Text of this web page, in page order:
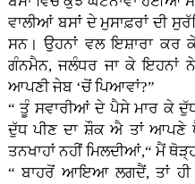
ਵਾਲੀਆਂ ਬਸਾਂ ਦੇ ਮੁਸਾਫ਼ਰਾਂ ਦੀ
ਸਨ। ਉਹਨਾਂ ਵਲ ਇਸ਼ਾਰਾ ਕਰ
ਗੰਨਮੈਨ, ਜਲੰਧਰ ਜਾ ਕੇ ਇਹਨਾਂ
ਆਪਣੀ ਜੇਬ ‘ਚੋਂ ਪਿਆਵਾਂ?”
“ ਤੂੰ ਸਵਾਰੀਆਂ ਦੇ ਪੈਸੇ ਮਾਰ ਕੇ
ਦੁੱਧ ਪੀਣ ਦਾ ਸ਼ੌਕ ਐ ਤਾਂ ਆਪਣੇ
ਤਨਖਾਹਾਂ ਨਹੀਂ ਮਿਲਦੀਆਂ,“ ਮੈਂ
“ ਬਾਹਰੋਂ ਆਇਆ ਲਗਦੈਂ, ਤਾਂ ਹੀ